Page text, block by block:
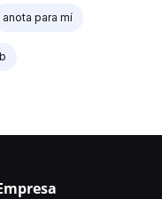
anota para mí